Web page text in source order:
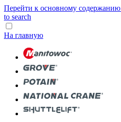
Перейти к основному содержанию
to search
На главную